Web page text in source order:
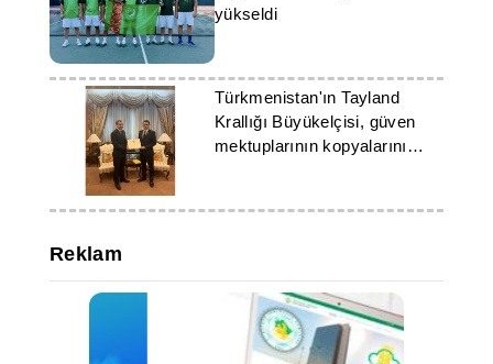
yükseldi
Türkmenistan'ın Tayland
Krallığı Büyükelçisi, güven
mektuplarının kopyalarını
Reklam